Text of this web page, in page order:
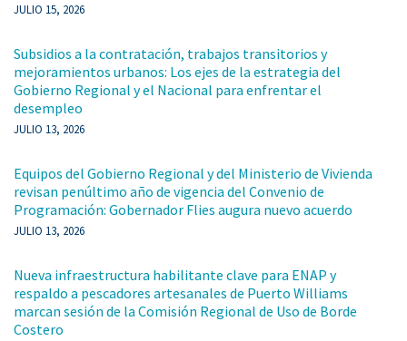
JULIO 15, 2026
Subsidios a la contratación, trabajos transitorios y
mejoramientos urbanos: Los ejes de la estrategia del
Gobierno Regional y el Nacional para enfrentar el
desempleo
JULIO 13, 2026
Equipos del Gobierno Regional y del Ministerio de Vivienda
revisan penúltimo año de vigencia del Convenio de
Programación: Gobernador Flies augura nuevo acuerdo
JULIO 13, 2026
Nueva infraestructura habilitante clave para ENAP y
respaldo a pescadores artesanales de Puerto Williams
marcan sesión de la Comisión Regional de Uso de Borde
Costero